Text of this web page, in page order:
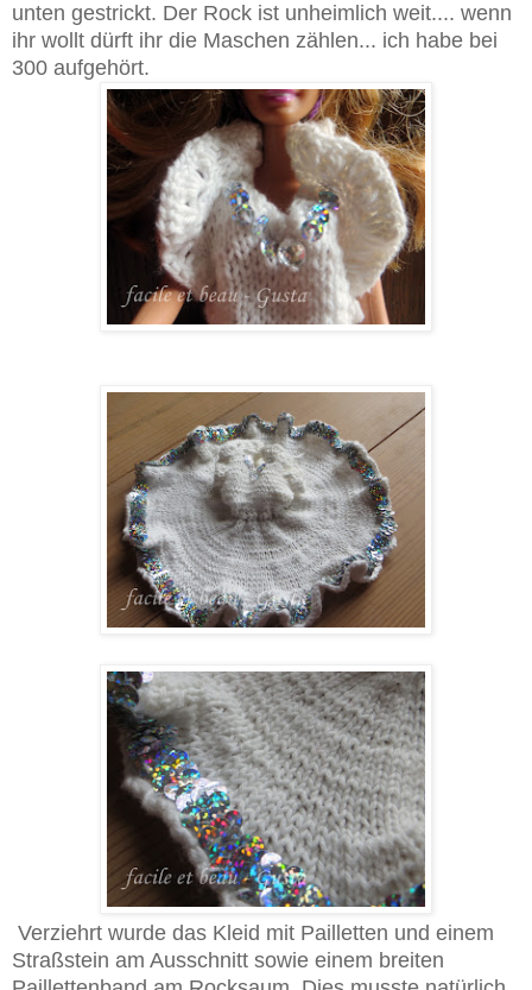
unten gestrickt. Der Rock ist unheimlich weit.... wenn
ihr wollt dürft ihr die Maschen zählen... ich habe bei
300 aufgehört.
Verziehrt wurde das Kleid mit Pailletten und einem
Straßstein am Ausschnitt sowie einem breiten